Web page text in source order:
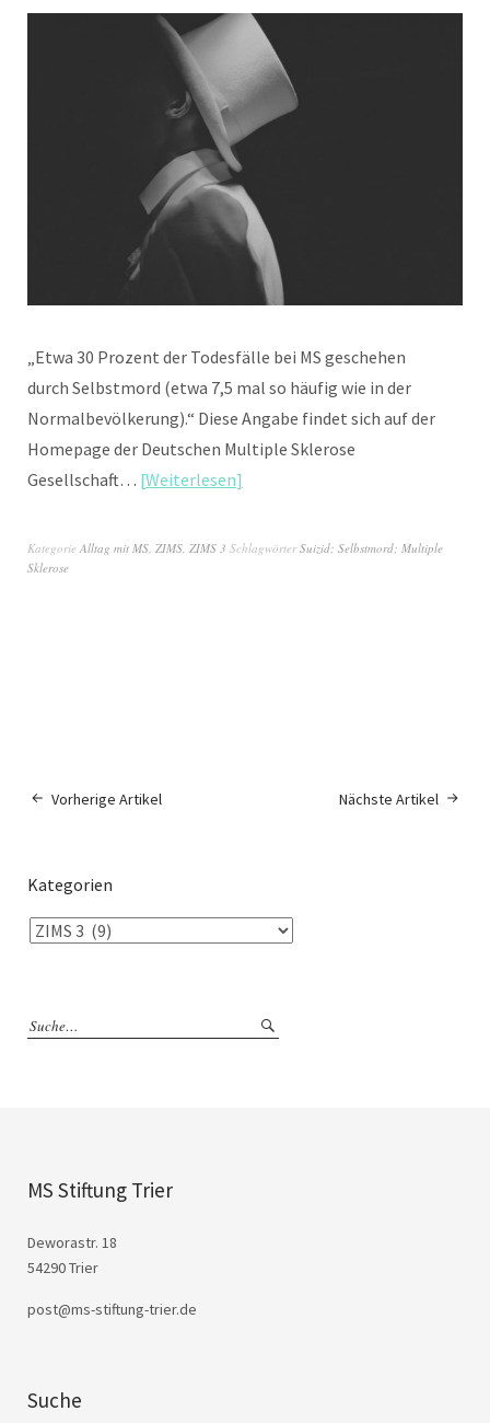
„Etwa 30 Prozent der Todesfälle bei MS geschehen
durch Selbstmord (etwa 7,5 mal so häufig wie in der
Normalbevölkerung).“ Diese Angabe findet sich auf der
Homepage der Deutschen Multiple Sklerose
Gesellschaft… Weiterlesen
Kategorie Alltag mit MS ZIMS ZIMS 3 SchlagwörterSuizid; Selbstmord; Multiple
Sklerose
Vorherige Artikel Nächste Artikel
Kategorien
MS Stiftung Trier
Deworastr. 18
54290 Trier
post@ms-stiftung-trier.de
Suche